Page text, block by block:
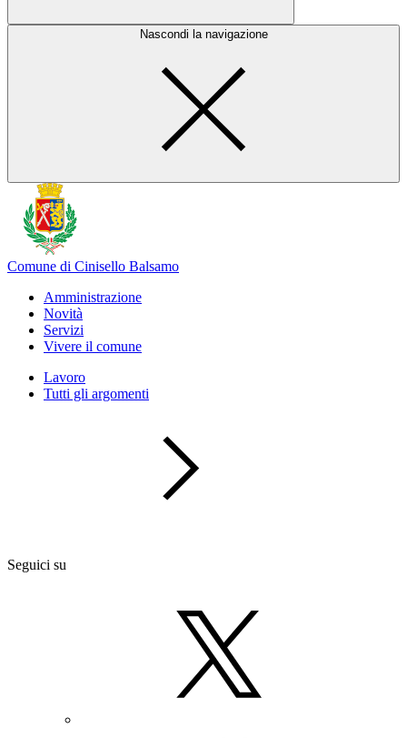
Nascondi la navigazione
Comune di Cinisello Balsamo
Amministrazione
Novità
Servizi
Vivere il comune
Lavoro
Tutti gli argomenti
Seguici su